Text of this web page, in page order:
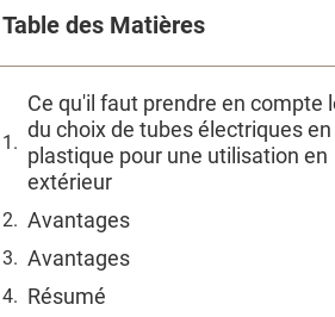
Table des Matières
Ce qu'il faut prendre en compte
du choix de tubes électriques en
plastique pour une utilisation en
extérieur
Avantages
Avantages
Résumé